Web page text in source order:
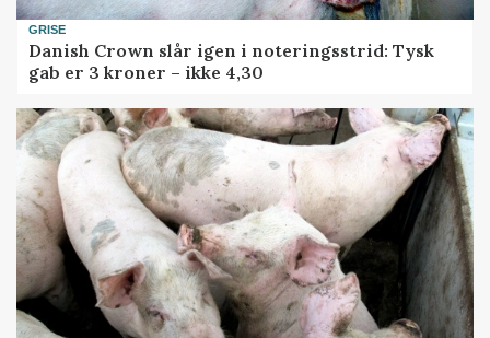
GRISE
Danish Crown slår igen i noteringsstrid: Tysk
gab er 3 kroner – ikke 4,30